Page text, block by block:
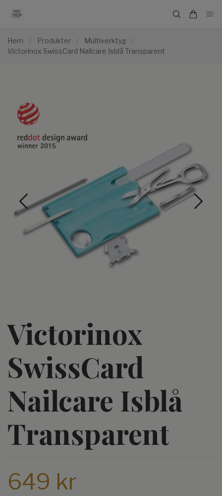
Hem / Produkter / Multiverktyg
/
Victorinox SwissCard Nailcare Isblå Transparent
Victorinox
SwissCard
Nailcare Isblå
Transparent
649 kr